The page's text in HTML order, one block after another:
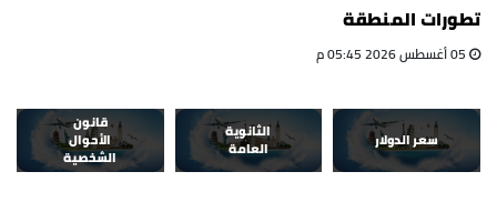
تطورات المنطقة
سعر الدولار
الثانوية
العامة
قانون
الأحوال
الشخصية